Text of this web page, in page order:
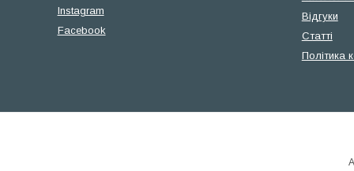
Instagram
Facebook
Відгуки
Cтатті
Політика